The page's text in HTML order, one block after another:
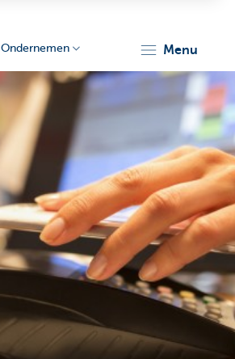
Ondernemen menu